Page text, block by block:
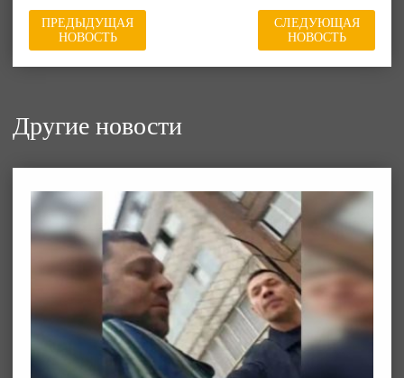
ПРЕДЫДУЩАЯ
НОВОСТЬ
СЛЕДУЮЩАЯ
НОВОСТЬ
Другие новости